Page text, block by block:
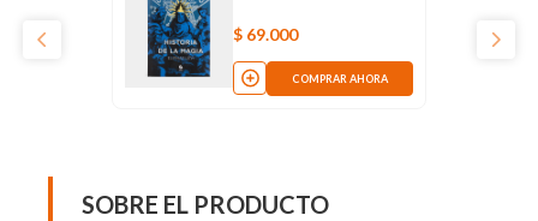
$ 69.000
COMPRAR AHORA
SOBRE EL PRODUCTO